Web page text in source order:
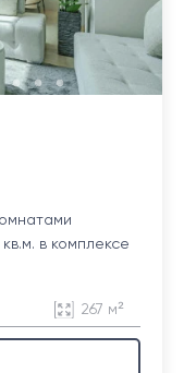
в комплексе
267 м²